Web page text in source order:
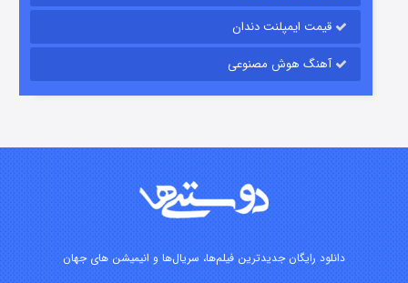
قسمت۲ (دوبله) منتشر شد
قیمت ایمپلنت دندان
آهنگ هوش مصنوعی
دانلود رایگان جدیدترین فیلم‌ها، سریال‌ها و انیمیشن های جهان